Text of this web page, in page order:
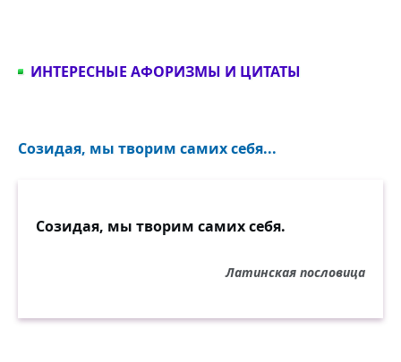
ИНТЕРЕСНЫЕ АФОРИЗМЫ И ЦИТАТЫ
Созидая, мы творим самих себя...
Созидая, мы творим самих себя.
Латинская пословица